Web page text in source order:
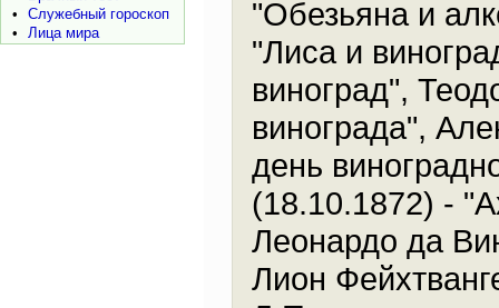
•
Служебный гороскоп
•
Лица мира
"Обезьяна и
"Лиса и
виноград",
винограда",
день
(18.10.1872) -
Леонардо да
Лион